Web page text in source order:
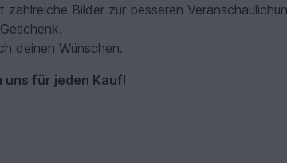
Bilder zur besseren
deinen Wünschen.
uns für jeden Kauf!